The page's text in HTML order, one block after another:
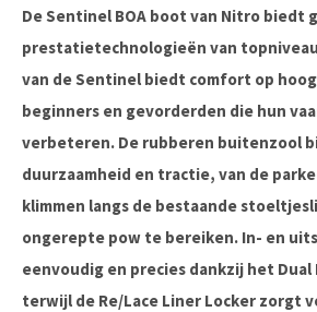
De Sentinel BOA boot van Nitro biedt
prestatietechnologieën van
van de Sentinel biedt comfort op
beginners en gevorderden die hun
verbeteren. De rubberen buitenzool
duurzaamheid en tractie, van de
klimmen langs de bestaande
ongerepte pow te bereiken. In- en
eenvoudig en precies dankzij het Dual
terwijl de Re/Lace Liner Locker zorgt